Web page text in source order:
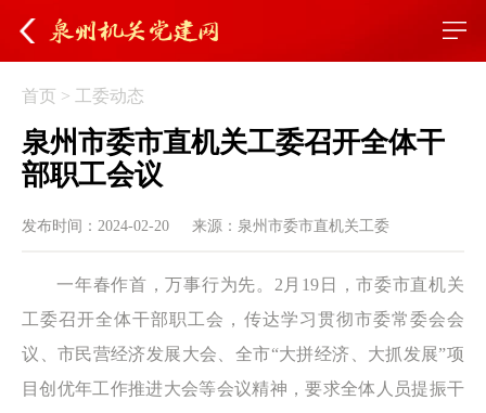
首页 > 工委动态
泉州市委市直机关工委召开全体干
部职工会议
发布时间：2024-02-20 来源：泉州市委市直机关工委
一年春作首，万事行为先。2月19日，市委市直机关
工委召开全体干部职工会，传达学习贯彻市委常委会会
议、市民营经济发展大会、全市“大拼经济、大抓发展”项
目创优年工作推进大会等会议精神，要求全体人员提振干